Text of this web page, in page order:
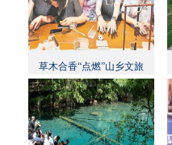
草木合香“点燃”山乡文旅